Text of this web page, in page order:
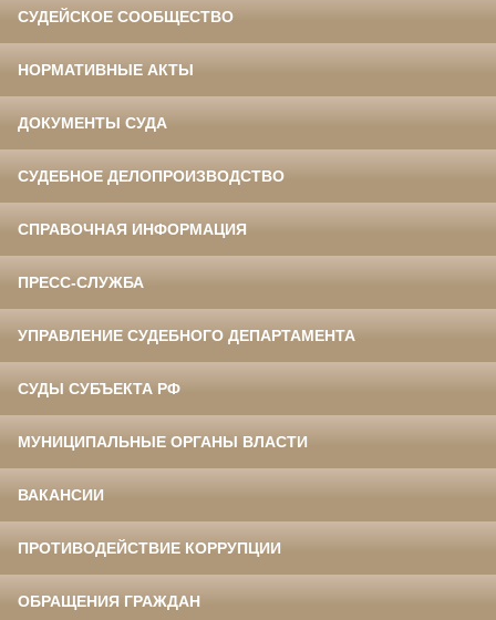
СУДЕЙСКОЕ СООБЩЕСТВО
НОРМАТИВНЫЕ АКТЫ
ДОКУМЕНТЫ СУДА
СУДЕБНОЕ ДЕЛОПРОИЗВОДСТВО
СПРАВОЧНАЯ ИНФОРМАЦИЯ
ПРЕСС-СЛУЖБА
УПРАВЛЕНИЕ СУДЕБНОГО ДЕПАРТАМЕНТА
СУДЫ СУБЪЕКТА РФ
МУНИЦИПАЛЬНЫЕ ОРГАНЫ ВЛАСТИ
ВАКАНСИИ
ПРОТИВОДЕЙСТВИЕ КОРРУПЦИИ
ОБРАЩЕНИЯ ГРАЖДАН